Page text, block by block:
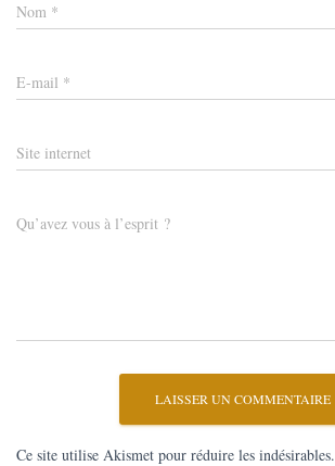
Nom *
E-mail *
Site internet
Qu’avez vous à l’esprit ?
Ce site utilise Akismet pour réduire les indésirables.